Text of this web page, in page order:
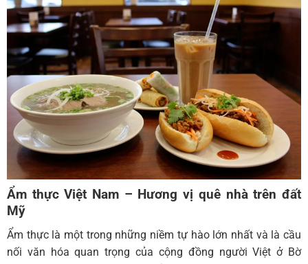
Ẩm thực Việt Nam – Hương vị quê nhà trên đất
Mỹ
Ẩm thực là một trong những niềm tự hào lớn nhất và là cầu
nối văn hóa quan trọng của cộng đồng người Việt ở Bờ